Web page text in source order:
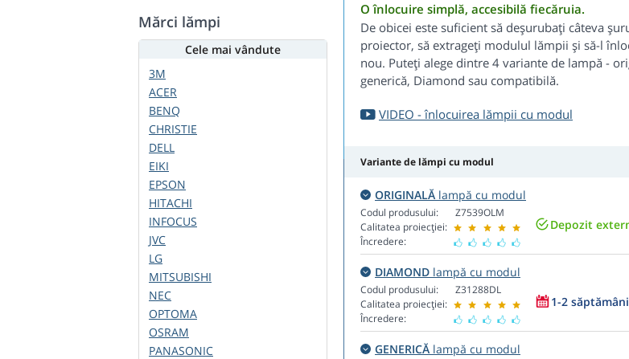
O înlocuire simplă, accesibilă fiecăruia.
De obicei este suficient să deșurubați câteva
proiector, să extrageți modulul lămpii și să-l
nou. Puteți alege dintre 4 variante de lampă -
generică, Diamond sau compatibilă.
VIDEO - înlocuirea lămpii cu modul
Variante de lămpi cu modul
ORIGINALĂ lampă cu modul
Codul produsului:
Calitatea proiecției:
Încredere:
Z7539OLM
Depozit
DIAMOND lampă cu modul
Codul produsului:
Calitatea proiecției:
Încredere:
Z31288DL
1-2 săptămâni
GENERICĂ lampă cu modul
Mărci lămpi
Cele mai vândute
3M
ACER
BENQ
CHRISTIE
DELL
EIKI
EPSON
HITACHI
INFOCUS
JVC
LG
MITSUBISHI
NEC
OPTOMA
OSRAM
PANASONIC